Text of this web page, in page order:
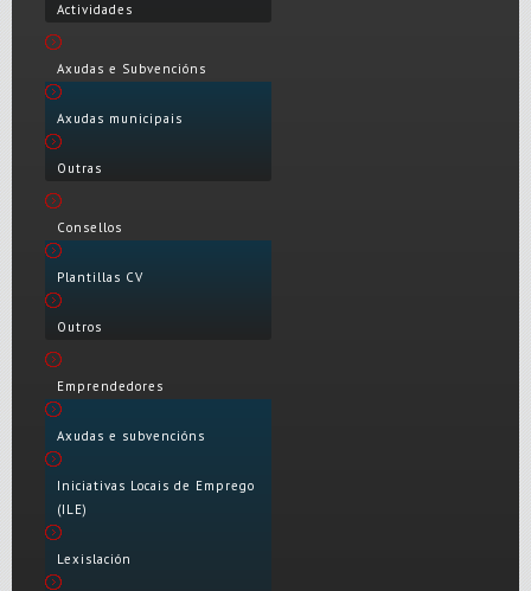
Actividades
Axudas e Subvencións
Axudas municipais
Outras
Consellos
Plantillas CV
Outros
Emprendedores
Axudas e subvencións
Iniciativas Locais de Emprego
(ILE)
Lexislación